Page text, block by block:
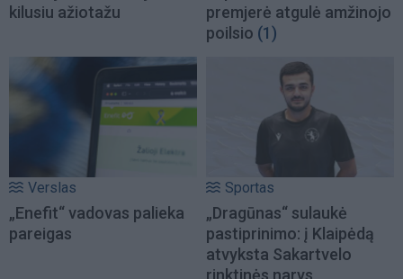
kilusiu ažiotažu
premjerė atgulė amžinojo
poilsio (1)
Verslas
„Enefit“ vadovas palieka
pareigas
Sportas
„Dragūnas“ sulaukė
pastiprinimo: į Klaipėdą
atvyksta Sakartvelo
rinktinės narys